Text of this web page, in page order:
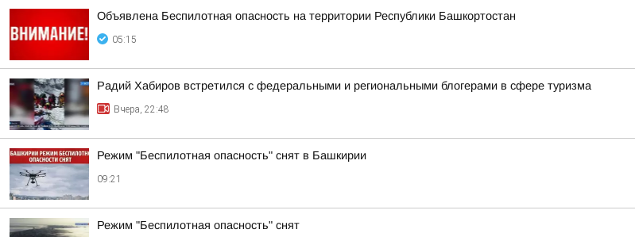
Объявлена Беспилотная опасность на территории Республики Башкортостан
05:15
Радий Хабиров встретился с федеральными и региональными блогерами в сфере туризма
Вчера, 22:48
Режим "Беспилотная опасность" снят в Башкирии
09:21
Режим "Беспилотная опасность" снят